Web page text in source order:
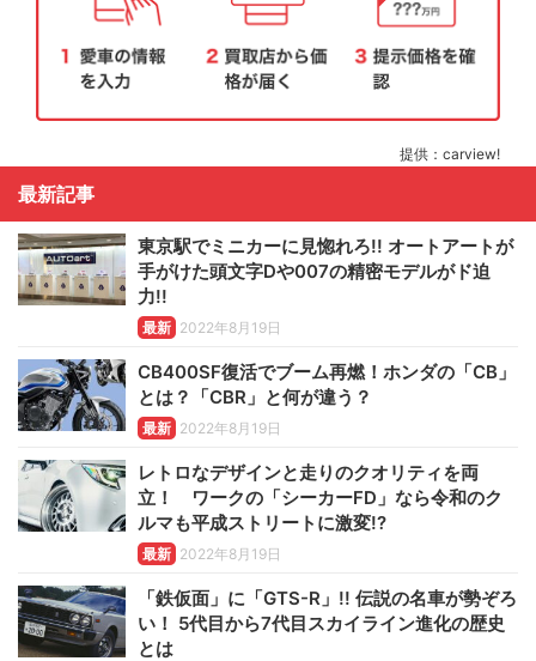
提供：carview!
最新記事
東京駅でミニカーに見惚れろ!! オートアートが
手がけた頭文字Dや007の精密モデルがド迫
力!!
最新 2022年8月19日
CB400SF復活でブーム再燃！ホンダの「CB」
とは？「CBR」と何が違う？
最新 2022年8月19日
レトロなデザインと走りのクオリティを両
立！ ワークの「シーカーFD」なら令和のク
ルマも平成ストリートに激変!?
最新 2022年8月19日
「鉄仮面」に「GTS-R」!! 伝説の名車が勢ぞろ
い！ 5代目から7代目スカイライン進化の歴史
とは